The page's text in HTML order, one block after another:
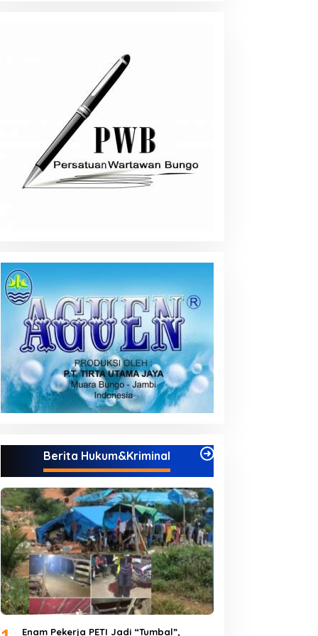
Berita Hukum&Kriminal
Enam Pekerja PETI Jadi “Tumbal”,